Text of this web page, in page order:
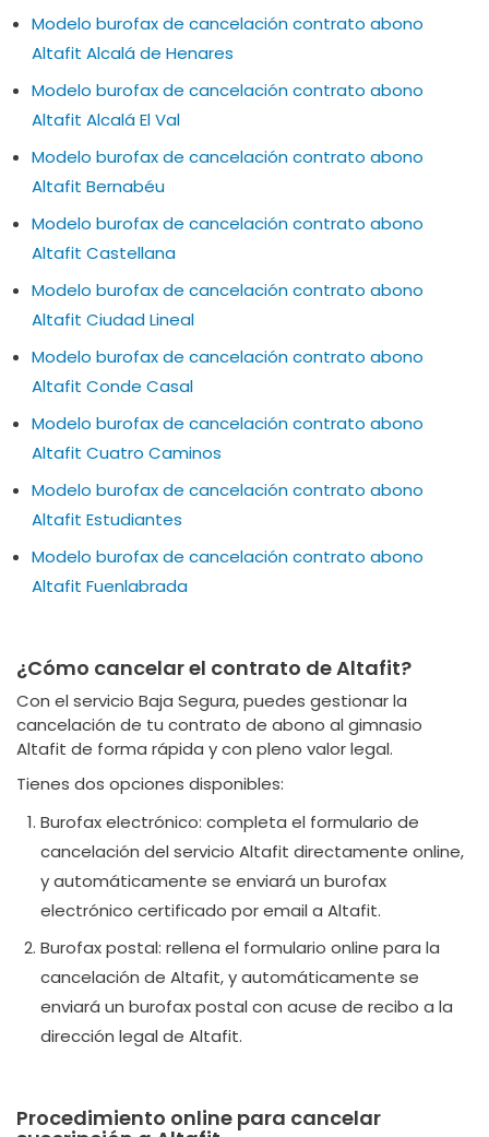
Modelo burofax de cancelación contrato abono
Altafit Alcalá de Henares
Modelo burofax de cancelación contrato abono
Altafit Alcalá El Val
Modelo burofax de cancelación contrato abono
Altafit Bernabéu
Modelo burofax de cancelación contrato abono
Altafit Castellana
Modelo burofax de cancelación contrato abono
Altafit Ciudad Lineal
Modelo burofax de cancelación contrato abono
Altafit Conde Casal
Modelo burofax de cancelación contrato abono
Altafit Cuatro Caminos
Modelo burofax de cancelación contrato abono
Altafit Estudiantes
Modelo burofax de cancelación contrato abono
Altafit Fuenlabrada
¿Cómo cancelar el contrato de Altafit?
Con el servicio Baja Segura, puedes gestionar la
cancelación de tu contrato de abono al gimnasio
Altafit de forma rápida y con pleno valor legal.
Tienes dos opciones disponibles:
Burofax electrónico: completa el formulario de
cancelación del servicio Altafit directamente online,
y automáticamente se enviará un burofax
electrónico certificado por email a Altafit.
Burofax postal: rellena el formulario online para la
cancelación de Altafit, y automáticamente se
enviará un burofax postal con acuse de recibo a la
dirección legal de Altafit.
Procedimiento online para cancelar